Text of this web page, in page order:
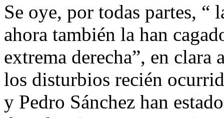
Se oye, por todas partes, “
ahora también la han
extrema derecha”, en clara
los disturbios recién
y Pedro Sánchez han